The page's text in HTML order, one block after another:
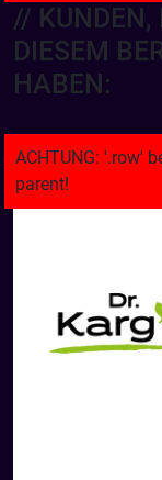
// KUNDEN,
DIESEM
HABEN: